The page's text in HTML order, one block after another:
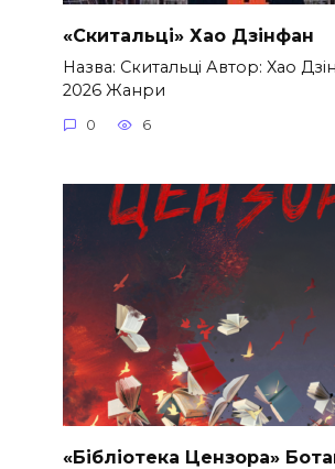
«Скитальці» Хао Дзінфан
Назва: Скитальці Автор: Хао
2026 Жанри
0 6
«Бібліотека Цензора»